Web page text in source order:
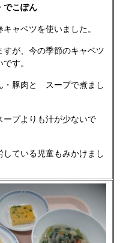
でこぽん
ャベツを使いました。
すが、今の季節のキャベツ
す。
・豚肉と スープで煮まし
ープよりも汁が少ないで
ている児童もみかけまし